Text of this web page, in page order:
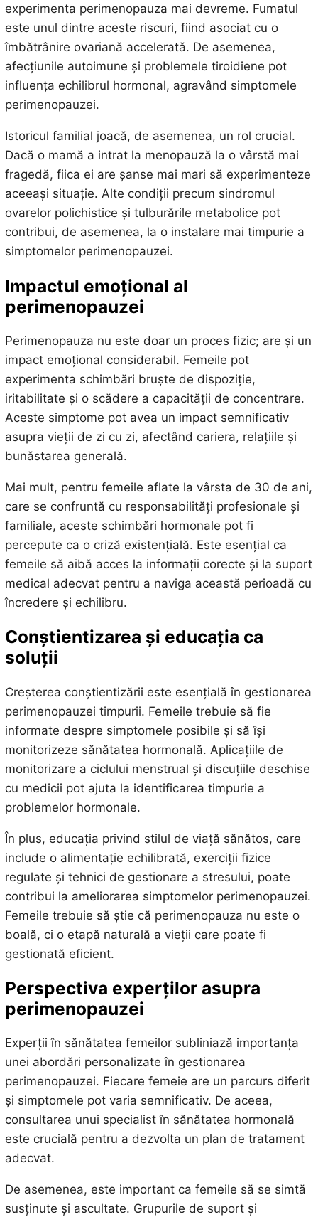
experimenta perimenopauza mai devreme. Fumatul
este unul dintre aceste riscuri, fiind asociat cu o
îmbătrânire ovariană accelerată. De asemenea,
afecțiunile autoimune și problemele tiroidiene pot
influența echilibrul hormonal, agravând simptomele
perimenopauzei.
Istoricul familial joacă, de asemenea, un rol crucial.
Dacă o mamă a intrat la menopauză la o vârstă mai
fragedă, fiica ei are șanse mai mari să experimenteze
aceeași situație. Alte condiții precum sindromul
ovarelor polichistice și tulburările metabolice pot
contribui, de asemenea, la o instalare mai timpurie a
simptomelor perimenopauzei.
Impactul emoțional al
perimenopauzei
Perimenopauza nu este doar un proces fizic; are și un
impact emoțional considerabil. Femeile pot
experimenta schimbări bruște de dispoziție,
iritabilitate și o scădere a capacității de concentrare.
Aceste simptome pot avea un impact semnificativ
asupra vieții de zi cu zi, afectând cariera, relațiile și
bunăstarea generală.
Mai mult, pentru femeile aflate la vârsta de 30 de ani,
care se confruntă cu responsabilități profesionale și
familiale, aceste schimbări hormonale pot fi
percepute ca o criză existențială. Este esențial ca
femeile să aibă acces la informații corecte și la suport
medical adecvat pentru a naviga această perioadă cu
încredere și echilibru.
Conștientizarea și educația ca
soluții
Creșterea conștientizării este esențială în gestionarea
perimenopauzei timpurii. Femeile trebuie să fie
informate despre simptomele posibile și să își
monitorizeze sănătatea hormonală. Aplicațiile de
monitorizare a ciclului menstrual și discuțiile deschise
cu medicii pot ajuta la identificarea timpurie a
problemelor hormonale.
În plus, educația privind stilul de viață sănătos, care
include o alimentație echilibrată, exerciții fizice
regulate și tehnici de gestionare a stresului, poate
contribui la ameliorarea simptomelor perimenopauzei.
Femeile trebuie să știe că perimenopauza nu este o
boală, ci o etapă naturală a vieții care poate fi
gestionată eficient.
Perspectiva experților asupra
perimenopauzei
Experții în sănătatea femeilor subliniază importanța
unei abordări personalizate în gestionarea
perimenopauzei. Fiecare femeie are un parcurs diferit
și simptomele pot varia semnificativ. De aceea,
consultarea unui specialist în sănătatea hormonală
este crucială pentru a dezvolta un plan de tratament
adecvat.
De asemenea, este important ca femeile să se simtă
susținute și ascultate. Grupurile de suport și